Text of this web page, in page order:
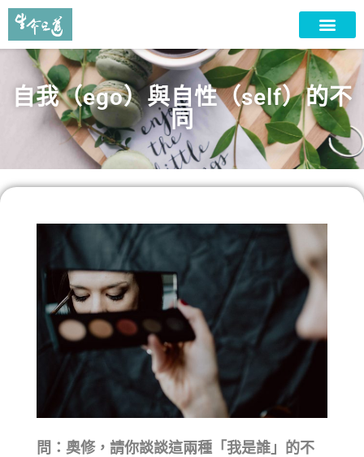
自我（ego）與自性（self）的不
同
問：奧修，請你談談這兩種「我是誰」的不